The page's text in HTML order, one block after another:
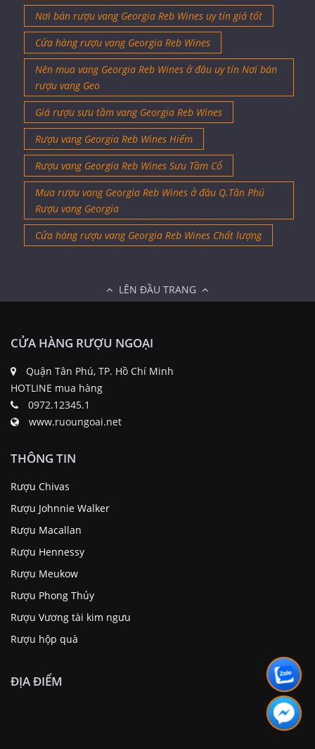
Nơi bán rượu vang Georgia Reb Wines uy tín giá tốt
Cửa hàng rượu vang Georgia Reb Wines
Nên mua vang Georgia Reb Wines ở đâu uy tín Nơi bán
rượu vang Geo
Giá rượu sưu tầm vang Georgia Reb Wines
Rượu vang Georgia Reb Wines Hiếm
Rượu vang Georgia Reb Wines Sưu Tầm Cổ
Mua rượu vang Georgia Reb Wines ở đâu Q.Tân Phú
Rượu vang Georgia
Cửa hàng rượu vang Georgia Reb Wines Chất lượng
LÊN ĐẦU TRANG
CỬA HÀNG RƯỢU NGOẠI
Quận Tân Phú, TP. Hồ Chí Minh
HOTLINE mua hàng
0972.12345.1
www.ruoungoai.net
THÔNG TIN
Rượu Chivas
Rượu Johnnie Walker
Rượu Macallan
Rượu Hennessy
Rượu Meukow
Rượu Phong Thủy
Rượu Vương tài kim ngưu
Rượu hộp quà
ĐỊA ĐIỂM